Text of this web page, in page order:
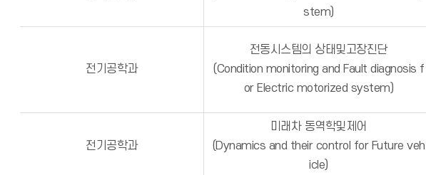
stem)
전기공학과
전동시스템의 상태및고장진단
(Condition monitoring and Fault diagnosis f
or Electric motorized system)
전기공학과
미래차 동역학및제어
(Dynamics and their control for Future veh
icle)